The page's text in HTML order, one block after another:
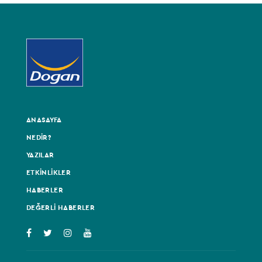
ANASAYFA
NEDİR?
YAZILAR
ETKİNLİKLER
HABERLER
DEĞERLİ HABERLER